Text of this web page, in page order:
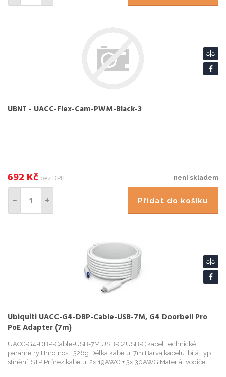
UBNT - UACC-Flex-Cam-PWM-Black-3
není skladem
692 Kč bez DPH
Přidat do košíku
Ubiquiti UACC-G4-DBP-Cable-USB-7M, G4 Doorbell Pro
PoE Adapter (7m)
UACC-G4-DBP-Cable-USB-7M USB-C/USB-C kabel Technické
parametry Hmotnost: 326g Délka kabelu: 7m Barva kabelu: bílá Typ
stínění: STP Průřez kabelu: 2x 19AWG + 3x 30AWG Materiál vodiče: